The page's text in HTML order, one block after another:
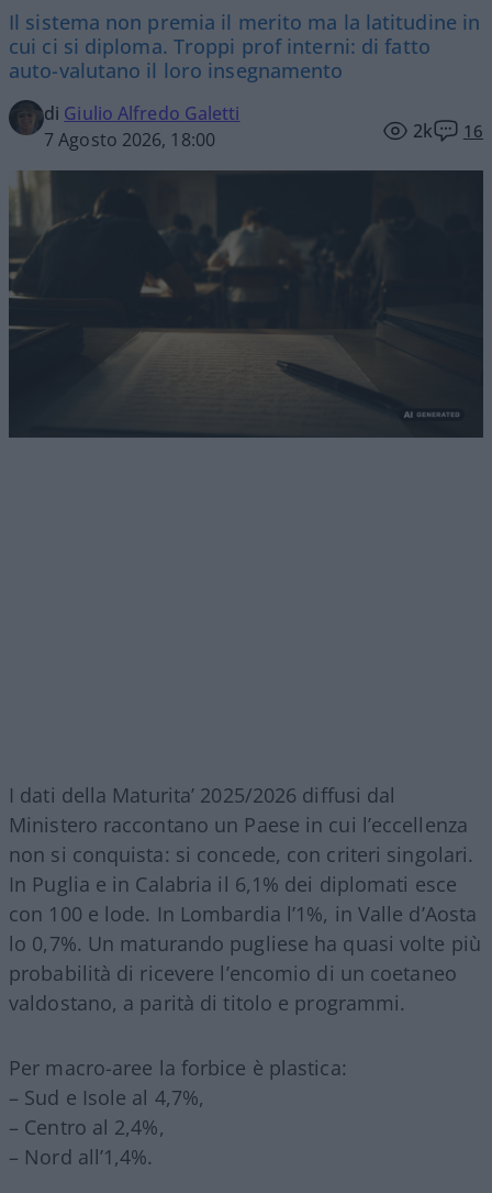
Il sistema non premia il merito ma la latitudine in
cui ci si diploma. Troppi prof interni: di fatto
auto-valutano il loro insegnamento
di Giulio Alfredo Galetti
7 Agosto 2026, 18:00
2k 16
I dati della Maturita’ 2025/2026 diffusi dal
Ministero raccontano un Paese in cui l’eccellenza
non si conquista: si concede, con criteri singolari.
In Puglia e in Calabria il 6,1% dei diplomati esce
con 100 e lode. In Lombardia l’1%, in Valle d’Aosta
lo 0,7%. Un maturando pugliese ha quasi volte più
probabilità di ricevere l’encomio di un coetaneo
valdostano, a parità di titolo e programmi.
Per macro-aree la forbice è plastica:
– Sud e Isole al 4,7%,
– Centro al 2,4%,
– Nord all’1,4%.